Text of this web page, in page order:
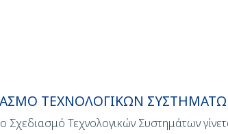
ΤΕΧΝΟΛΟΓΙΚΩΝ
Τεχνολογικών Συστημάτων